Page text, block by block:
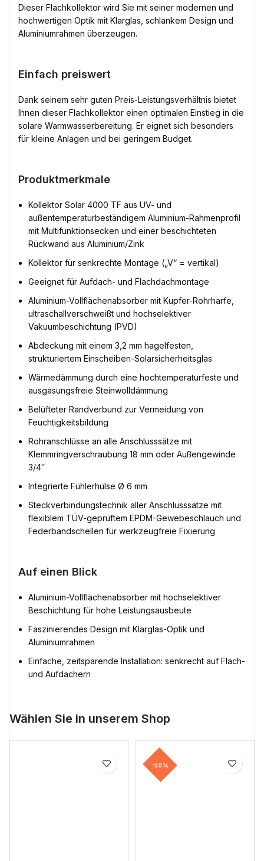
Dieser Flachkollektor wird Sie mit seiner modernen und
hochwertigen Optik mit Klarglas, schlankem Design und
Aluminiumrahmen überzeugen.
Einfach preiswert
Dank seinem sehr guten Preis-Leistungsverhältnis bietet
Ihnen dieser Flachkollektor einen optimalen Einstieg in die
solare Warmwasserbereitung. Er eignet sich besonders
für kleine Anlagen und bei geringem Budget.
Produktmerkmale
Kollektor Solar 4000 TF aus UV- und
außentemperaturbeständigem Aluminium-Rahmenprofil
mit Multifunktionsecken und einer beschichteten
Rückwand aus Aluminium/Zink
Kollektor für senkrechte Montage („V“ = vertikal)
Geeignet für Aufdach- und Flachdachmontage
Aluminium-Vollflächenabsorber mit Kupfer-Rohrharfe,
ultraschallverschweißt und hochselektiver
Vakuumbeschichtung (PVD)
Abdeckung mit einem 3,2 mm hagelfesten,
strukturiertem Einscheiben-Solarsicherheitsglas
Wärmedämmung durch eine hochtemperaturfeste und
ausgasungsfreie Steinwolldämmung
Belüfteter Randverbund zur Vermeidung von
Feuchtigkeitsbildung
Rohranschlüsse an alle Anschlusssätze mit
Klemmringverschraubung 18 mm oder Außengewinde
3/4″
Integrierte Fühlerhülse Ø 6 mm
Steckverbindungstechnik aller Anschlusssätze mit
flexiblem TÜV-geprüftem EPDM-Gewebeschlauch und
Federbandschellen für werkzeugfreie Fixierung
Auf einen Blick
Aluminium-Vollflächenabsorber mit hochselektiver
Beschichtung für hohe Leistungsausbeute
Faszinierendes Design mit Klarglas-Optik und
Aluminiumrahmen
Einfache, zeitsparende Installation: senkrecht auf Flach-
und Aufdächern
Wählen Sie in unserem Shop
-58%